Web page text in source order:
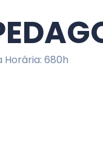
Horária: 680h